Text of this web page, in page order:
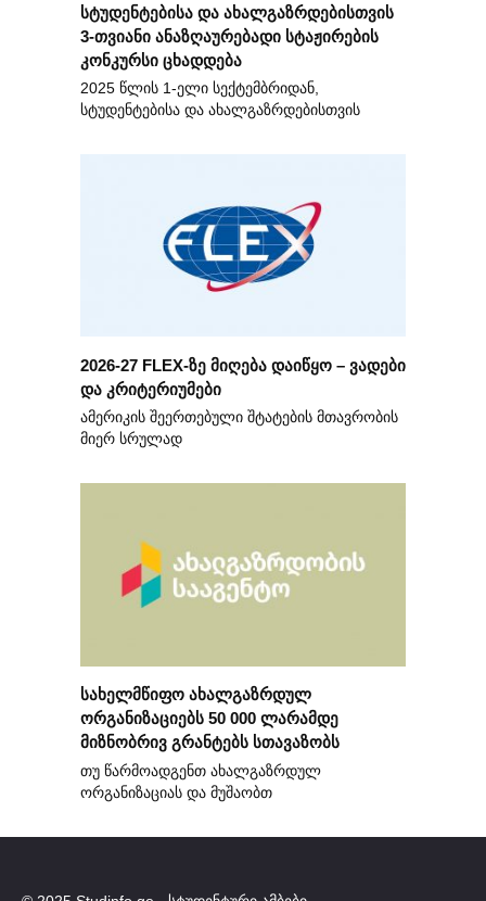
სტუდენტებისა და ახალგაზრდებისთვის
3-თვიანი ანაზღაურებადი სტაჟირების
კონკურსი ცხადდება
2025 წლის 1-ელი სექტემბრიდან,
სტუდენტებისა და ახალგაზრდებისთვის
2026-27 FLEX-ზე მიღება დაიწყო – ვადები
და კრიტერიუმები
ამერიკის შეერთებული შტატების მთავრობის
მიერ სრულად
სახელმწიფო ახალგაზრდულ
ორგანიზაციებს 50 000 ლარამდე
მიზნობრივ გრანტებს სთავაზობს
თუ წარმოადგენთ ახალგაზრდულ
ორგანიზაციას და მუშაობთ